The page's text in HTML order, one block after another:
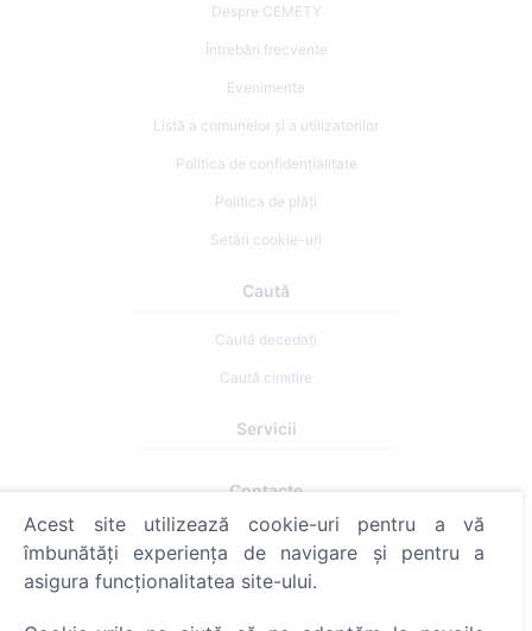
Despre CEMETY
Întrebări frecvente
Evenimente
Listă a comunelor și a utilizatorilor
Politica de confidențialitate
Politica de plăți
Setări cookie-uri
Caută
Caută decedați
Caută cimitire
Servicii
Contacte
SIA "CEMETY", LV40103618951
371 29144816
Acest site utilizează cookie-uri pentru a vă
îmbunătăți experiența de navigare și pentru a
asigura funcționalitatea site-ului.